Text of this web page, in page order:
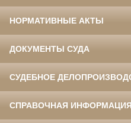
НОРМАТИВНЫЕ АКТЫ
ДОКУМЕНТЫ СУДА
СУДЕБНОЕ
СПРАВОЧНАЯ ИНФОРМАЦИЯ